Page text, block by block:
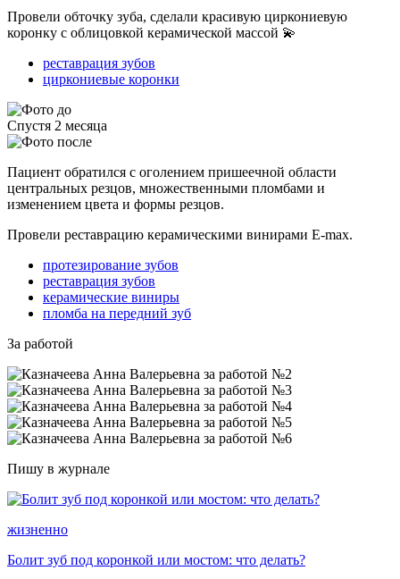
Провели обточку зуба, сделали красивую циркониевую
коронку с облицовкой керамической массой 💫
реставрация зубов
циркониевые коронки
Спустя 2 месяца
Пациент обратился с оголением пришеечной области
центральных резцов, множественными пломбами и
изменением цвета и формы резцов.
Провели реставрацию керамическими винирами E-max.
протезирование зубов
реставрация зубов
керамические виниры
пломба на передний зуб
За работой
Пишу в журнале
жизненно
Болит зуб под коронкой или мостом: что делать?